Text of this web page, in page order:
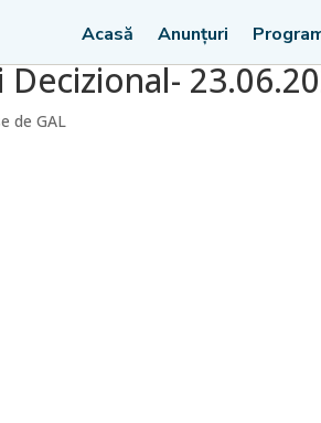
Acasă Anunțuri
de GAL